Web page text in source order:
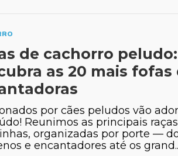
de cachorro peludo:
as 20 mais fofas
por cães peludos vão
Reunimos as principais raças
organizadas por porte —
e encantadores até os